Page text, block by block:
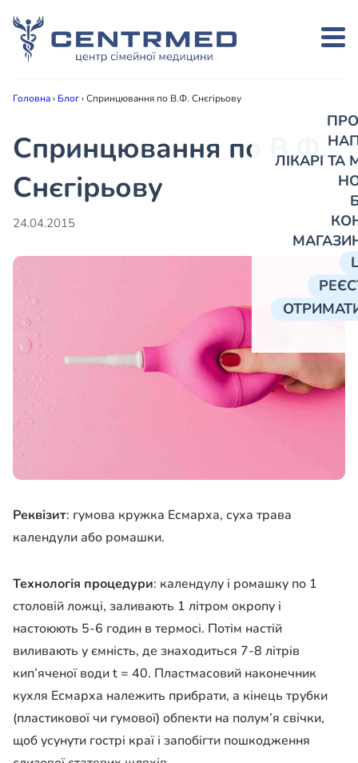
ЛІКАРІ
Головна› Блог›Спринцювання по В.Ф. Снєгірьову
Спринцювання по В.Ф.
Снєгірьову
24.04.2015
Реквізит: гумова кружка Есмарха, суха трава
календули або ромашки.
Технологія процедури: календулу і ромашку по 1
столовій ложці, заливають 1 літром окропу і
настоюють 5-6 годин в термосі. Потім настій
виливають у ємність, де знаходиться 7-8 літрів
кип’яченої води t = 40. Пластмасовий наконечник
кухля Есмарха належить прибрати, а кінець трубки
(пластикової чи гумової) обпекти на полум’я свічки,
щоб усунути гострі краї і запобігти пошкодження